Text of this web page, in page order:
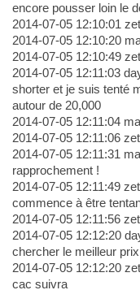
encore pousser loin le
2014-07-05 12:10:01
2014-07-05 12:10:20
2014-07-05 12:10:49
2014-07-05 12:11:03
shorter et je suis tenté
autour de 20,000
2014-07-05 12:11:04
2014-07-05 12:11:06
2014-07-05 12:11:31
rapprochement !
2014-07-05 12:11:49
commence à être
2014-07-05 12:11:56
2014-07-05 12:12:20
chercher le meilleur prix
2014-07-05 12:12:20
cac suivra